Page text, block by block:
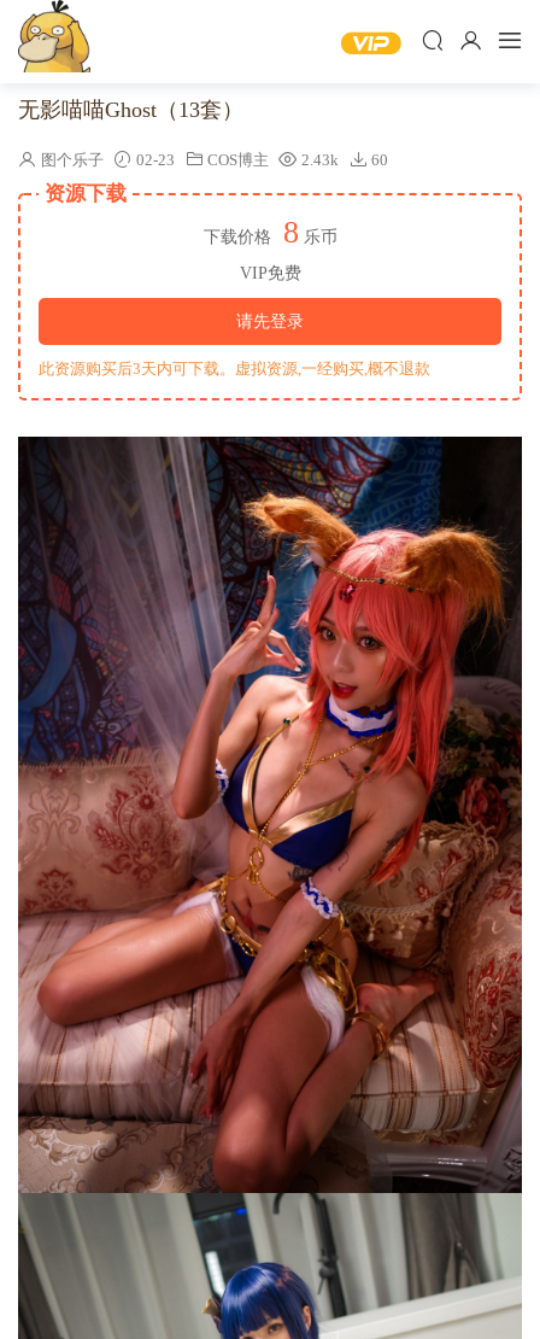
无影喵喵Ghost（13套）
图个乐子 02-23 COS博主 2.43k 60
资源下载
下载价格 8 乐币
VIP免费
请先登录
此资源购买后3天内可下载。虚拟资源,一经购买,概不退款